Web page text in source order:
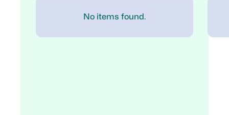
No items found.